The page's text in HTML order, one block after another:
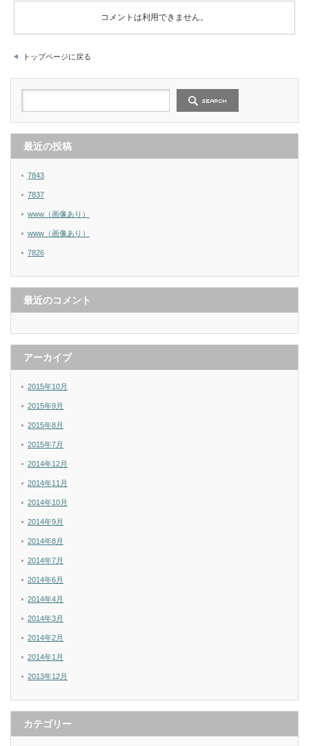
コメントは利用できません。
トップページに戻る
最近の投稿
7843
7837
www（画像あり）
www（画像あり）
7826
最近のコメント
アーカイブ
2015年10月
2015年9月
2015年8月
2015年7月
2014年12月
2014年11月
2014年10月
2014年9月
2014年8月
2014年7月
2014年6月
2014年4月
2014年3月
2014年2月
2014年1月
2013年12月
カテゴリー